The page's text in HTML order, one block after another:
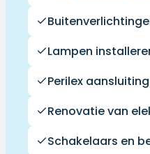
Lampen
Perilex
Renovatie van
Schakelaars en